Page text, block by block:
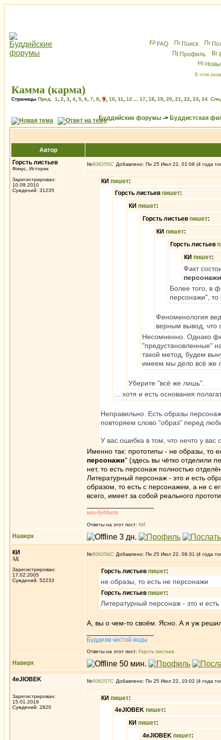
FAQ Поиск
Профиль
В этом
Камма (карма)
Страницы Пред. 1 2 3 4 5 6 7 8 9 10 11 12 17 18 19 20 21 22 23 24
Буддийские форумы -> Буддистская
Автор
Горсть листьев
Фикус, Историк
Зарегистрирован:
10.09.2010
Суждений: 31235
№606255 Добавлено: Пн 25 Июл 22, 01:08 (4 года
КИ пишет:
Горсть листьев пишет:
КИ пишет:
Горсть листьев пишет:
КИ пишет:
Горсть листьев
КИ пишет:
Факт
персонажи
Более того, в
персонажи",
Феноменология
верным вывод, что
Несомненно. Однако
"предустановленные"
такой метод, будем
имеем мы дело всё же
Уберите "всё же лишь".
... хотя и есть основания
Неправильно. Есть образы
повторяем слово "образ" перед
У вас ошибка в том, что нечто у
Именно так: прототипы - не образы, то
персонажи" (здесь вы чётко отделили
нет, то есть персонаж полностью
Литературный персонаж - это и есть
образом, то есть с персонажем, а не с
всего, имеет за собой реального
нео-буддист
Ответы на этот пост: КИ
Наверх
КИ
3Д
Зарегистрирован:
17.02.2005
Суждений: 52233
№606256 Добавлено: Пн 25 Июл 22, 08:31 (4 года
Горсть листьев пишет:
не образы, то есть не персонажи
Горсть листьев пишет:
Литературный персонаж - это и
А, вы о чем-то своём. Ясно. А я уж
Буддизм чистой воды
Ответы на этот пост: Горсть листьев
Наверх
4eJIOBEK
Зарегистрирован:
15.01.2019
Суждений: 2820
№606257 Добавлено: Пн 25 Июл 22, 10:02 (4 года
КИ пишет:
4eJIOBEK пишет:
КИ пишет:
4eJIOBEK пишет: